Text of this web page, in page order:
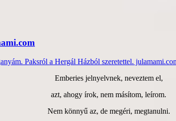
Paksról a Hergál Házból szeretettel.
Emberies jelnyelvnek, neveztem el,
azt, ahogy írok, nem másítom, leírom.
Nem könnyű az, de megéri, megtanulni.